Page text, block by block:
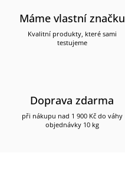
Máme vlastní značku
Kvalitní produkty, které sami
testujeme
Doprava zdarma
při nákupu nad 1 900 Kč do váhy
objednávky 10 kg